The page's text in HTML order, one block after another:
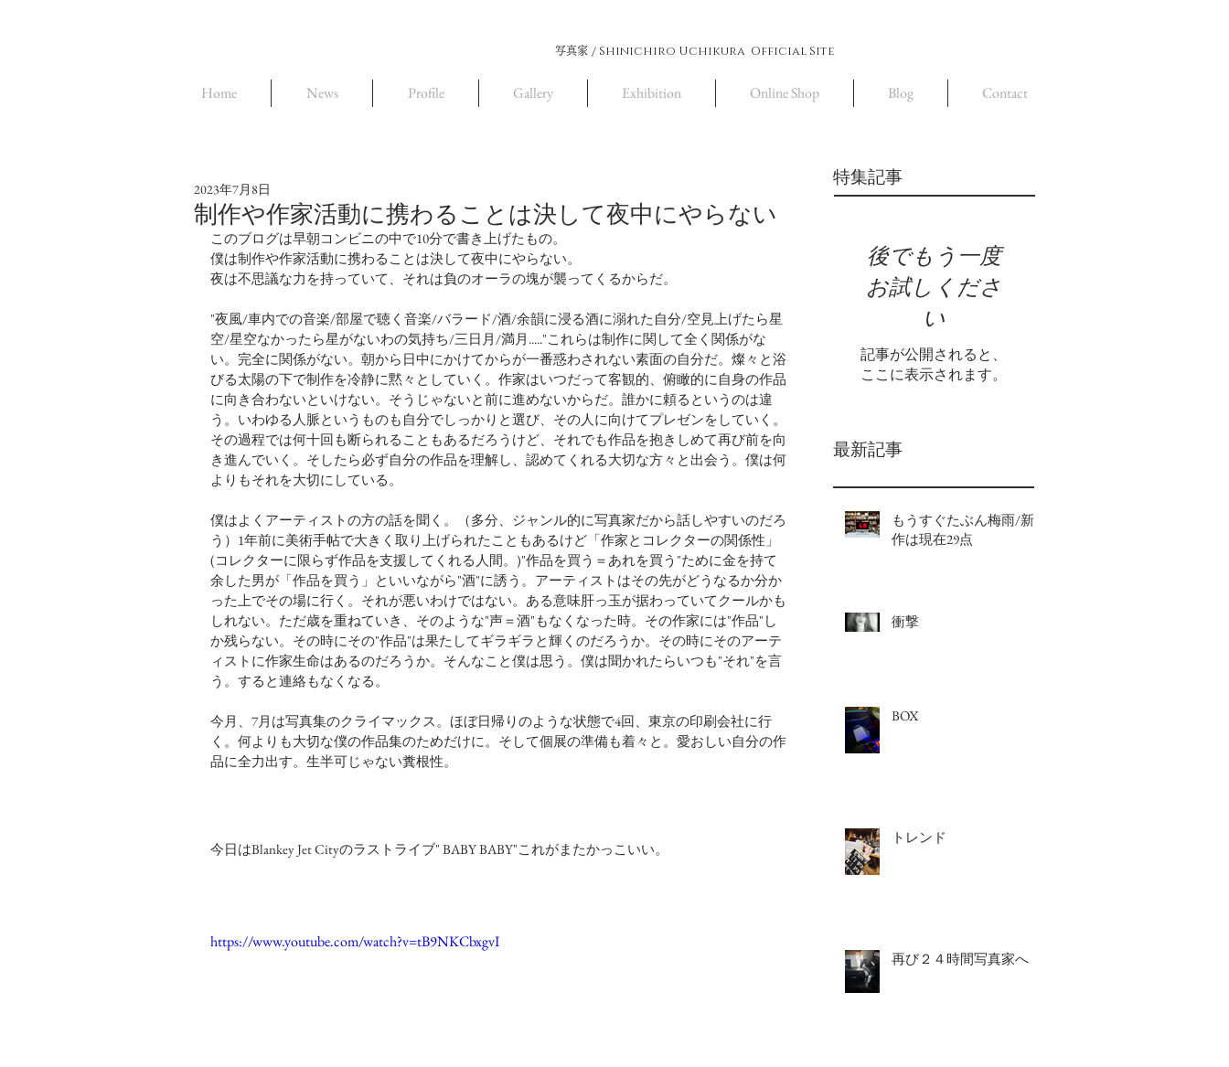
写真家 / Shinichiro Uchikura Official Site
Home News Profile Gallery Exhibition Online Shop Blog Contact
制作や作家活動に携わることは決して夜中にやらない
2023年7月8日
このブログは早朝コンビニの中で10分で書き上げたもの。
僕は制作や作家活動に携わることは決して夜中にやらない。
夜は不思議な力を持っていて、それは負のオーラの塊が襲ってくるからだ。
"夜風/車内での音楽/部屋で聴く音楽/バラード/酒/余韻に浸る酒に溺れた自分/空見上げたら星
空/星空なかったら星がないわの気持ち/三日月/満月....."これらは制作に関して全く関係がな
い。完全に関係がない。朝から日中にかけてからが一番惑わされない素面の自分だ。燦々と浴
びる太陽の下で制作を冷静に黙々としていく。作家はいつだって客観的、俯瞰的に自身の作品
に向き合わないといけない。そうじゃないと前に進めないからだ。誰かに頼るというのは違
う。いわゆる人脈というものも自分でしっかりと選び、その人に向けてプレゼンをしていく。
その過程では何十回も断られることもあるだろうけど、それでも作品を抱きしめて再び前を向
き進んでいく。そしたら必ず自分の作品を理解し、認めてくれる大切な方々と出会う。僕は何
よりもそれを大切にしている。
僕はよくアーティストの方の話を聞く。（多分、ジャンル的に写真家だから話しやすいのだろ
う）1年前に美術手帖で大きく取り上げられたこともあるけど「作家とコレクターの関係性」
(コレクターに限らず作品を支援してくれる人間。)"作品を買う＝あれを買う"ために金を持て
余した男が「作品を買う」といいながら"酒"に誘う。アーティストはその先がどうなるか分か
った上でその場に行く。それが悪いわけではない。ある意味肝っ玉が据わっていてクールかも
しれない。ただ歳を重ねていき、そのような"声＝酒"もなくなった時。その作家には"作品"し
か残らない。その時にその"作品"は果たしてギラギラと輝くのだろうか。その時にそのアーテ
ィストに作家生命はあるのだろうか。そんなこと僕は思う。僕は聞かれたらいつも"それ"を言
う。すると連絡もなくなる。
今月、7月は写真集のクライマックス。ほぼ日帰りのような状態で4回、東京の印刷会社に行
く。何よりも大切な僕の作品集のためだけに。そして個展の準備も着々と。愛おしい自分の作
品に全力出す。生半可じゃない糞根性。
今日はBlankey Jet Cityのラストライブ" BABY BABY"これがまたかっこいい。
https://www.youtube.com/watch?v=tB9NKCbxgvI
特集記事
後でもう一度
お試しくださ
い
記事が公開されると、
ここに表示されます。
最新記事
もうすぐたぶん梅雨/新
作は現在29点
衝撃
BOX
トレンド
再び２４時間写真家へ